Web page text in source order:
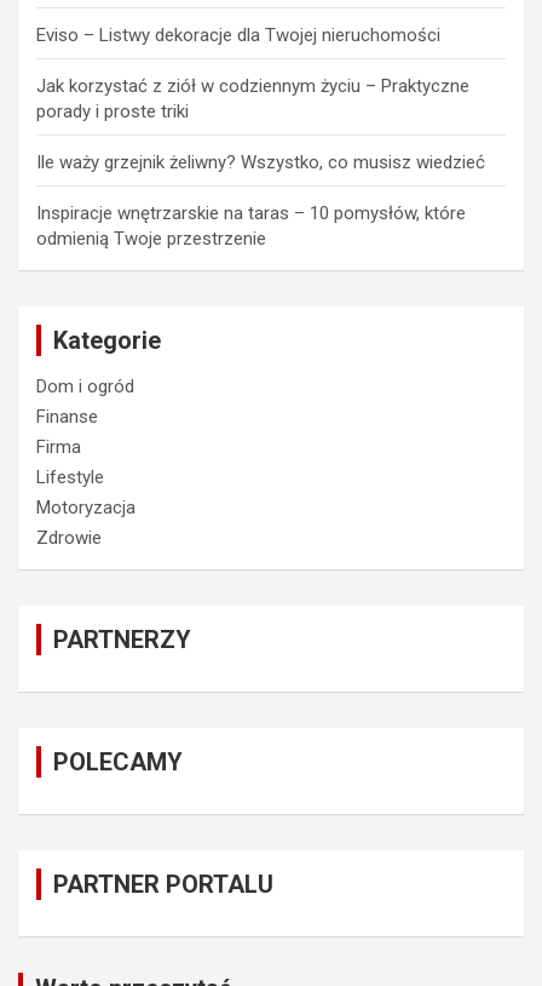
Eviso – Listwy dekoracje dla Twojej nieruchomości
Jak korzystać z ziół w codziennym życiu – Praktyczne
porady i proste triki
Ile waży grzejnik żeliwny? Wszystko, co musisz wiedzieć
Inspiracje wnętrzarskie na taras – 10 pomysłów, które
odmienią Twoje przestrzenie
Kategorie
Dom i ogród
Finanse
Firma
Lifestyle
Motoryzacja
Zdrowie
PARTNERZY
POLECAMY
PARTNER PORTALU